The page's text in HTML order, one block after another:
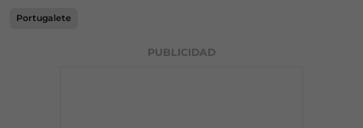
Portugalete
PUBLICIDAD